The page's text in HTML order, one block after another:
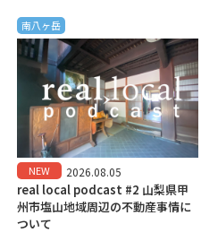
南八ヶ岳
NEW 2026.08.05
real local podcast #2 山梨県甲
州市塩山地域周辺の不動産事情に
ついて